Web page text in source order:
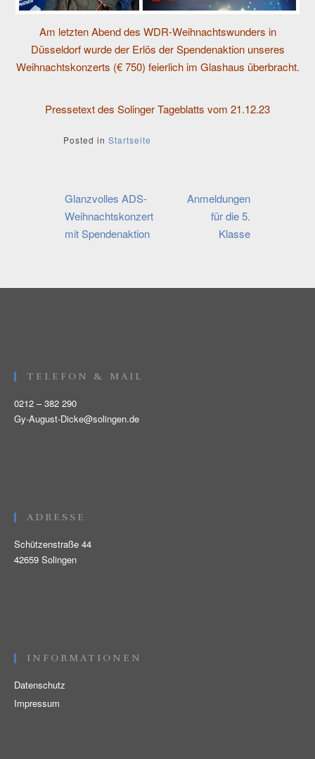
Am letzten Abend des WDR-Weihnachtswunders in
Düsseldorf wurde der Erlös der Spendenaktion unseres
Weihnachtskonzerts (€ 750) feierlich im Glashaus überbracht.
Pressetext des Solinger Tageblatts vom 21.12.23
Posted in Startseite
Beitragsnavigation
Glanzvolles ADS-
Weihnachtskonzert
mit Spendenaktion
Anmeldungen
für die 5.
Klasse
TELEFON & MAIL
0212 – 382 290
Gy-August-Dicke@solingen.de
ADRESSE
Schützenstraße 44
42659 Solingen
INFORMATIONEN
Datenschutz
Impressum